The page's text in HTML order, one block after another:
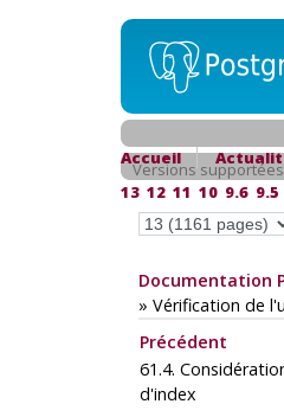
Accueil
Versions
13 12 11 10 9.6 9.5
Documentation
» Vérification de
Précédent
61.4.
d'index